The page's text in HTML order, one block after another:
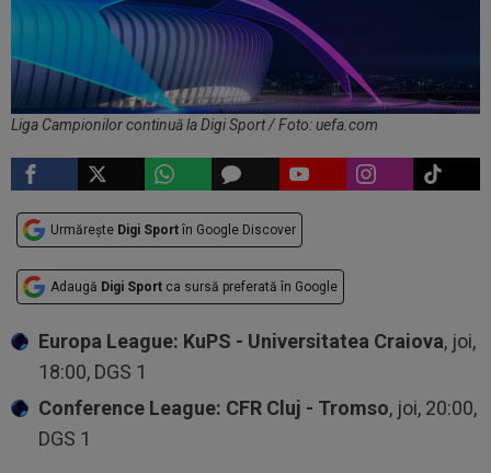
Liga Campionilor continuă la Digi Sport / Foto: uefa.com
Urmărește Digi Sport în Google Discover
Adaugă Digi Sport ca sursă preferată în Google
Europa League: KuPS - Universitatea Craiova, joi,
18:00, DGS 1
Conference League: CFR Cluj - Tromso, joi, 20:00,
DGS 1